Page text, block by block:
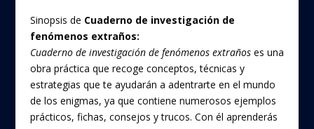
Sinopsis de Cuaderno de investigación de
fenómenos extraños:
Cuaderno de investigación de fenómenos extrañoses una
obra práctica que recoge conceptos, técnicas y
estrategias que te ayudarán a adentrarte en el mundo
de los enigmas, ya que contiene numerosos ejemplos
prácticos, fichas, consejos y trucos. Con él aprenderás